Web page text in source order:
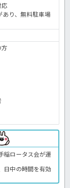
あり、無料駐車場
稲ロータス会が運
日中の時間を有効
きるため、通勤方